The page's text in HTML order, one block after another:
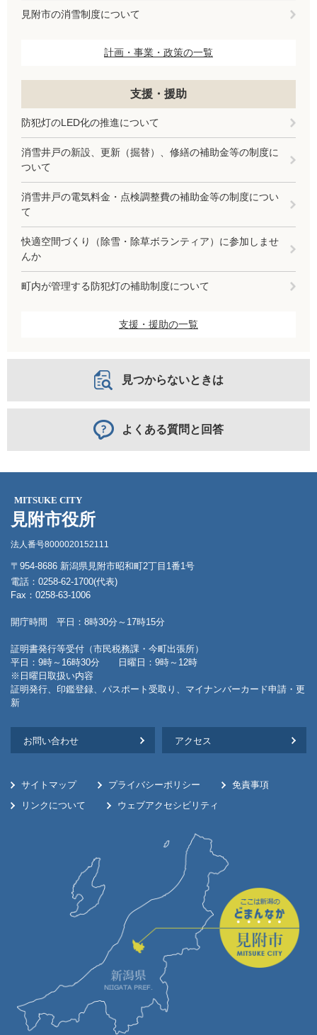
見附市の消雪制度について
計画・事業・政策の一覧
支援・援助
防犯灯のLED化の推進について
消雪井戸の新設、更新（掘替）、修繕の補助金等の制度に
ついて
消雪井戸の電気料金・点検調整費の補助金等の制度につい
て
快適空間づくり（除雪・除草ボランティア）に参加しませ
んか
町内が管理する防犯灯の補助制度について
支援・援助の一覧
見つからないときは
よくある質問と回答
MITSUKE CITY
見附市役所
法人番号8000020152111
〒954-8686 新潟県見附市昭和町2丁目1番1号
電話：0258-62-1700(代表)
Fax：0258-63-1006
開庁時間 平日：8時30分～17時15分
証明書発行等受付（市民税務課・今町出張所）
平日：9時～16時30分 日曜日：9時～12時
※日曜日取扱い内容
証明発行、印鑑登録、パスポート受取り、マイナンバーカード申請・更
新
お問い合わせ アクセス
サイトマップ プライバシーポリシー
免責事項
リンクについて
ウェブアクセシビリティ